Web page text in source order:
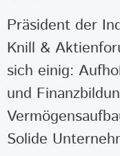
Präsident der
Knill &
sich einig:
und
Solide